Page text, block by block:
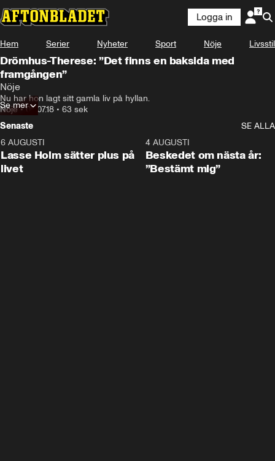
Logga in
Hem Serier Nyheter Sport Nöje Livsstil
Drömhus-Therese: ”Det finns en baksida med
framgången”
Nöje
Nu har hon lagt sitt gamla liv på hyllan.
Nöje•05.07.18 • 63 sek
Se mer
Senaste
SE ALLA
6 AUGUSTI
Lasse Holm sätter plus på
livet
4 AUGUSTI
Beskedet om nästa år:
”Bestämt mig”